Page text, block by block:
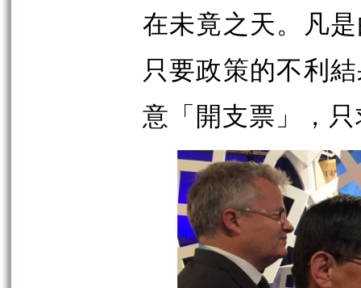
在未竟之天。凡
只要政策的不利
意「開支票」，